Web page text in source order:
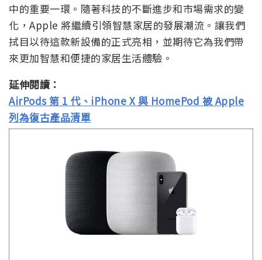
中的重要一環。隨著科技的不斷進步和市場需求的變
化，Apple 將繼續引領智慧家居的發展潮流。讓我們
拭目以待這款新設備的正式亮相，並期待它為我們帶
來更加智慧和便捷的家居生活體驗。
延伸閱讀：
AirPods 第 1 代、iPhone X 與 HomePod 被 Apple
列為復古產品清單